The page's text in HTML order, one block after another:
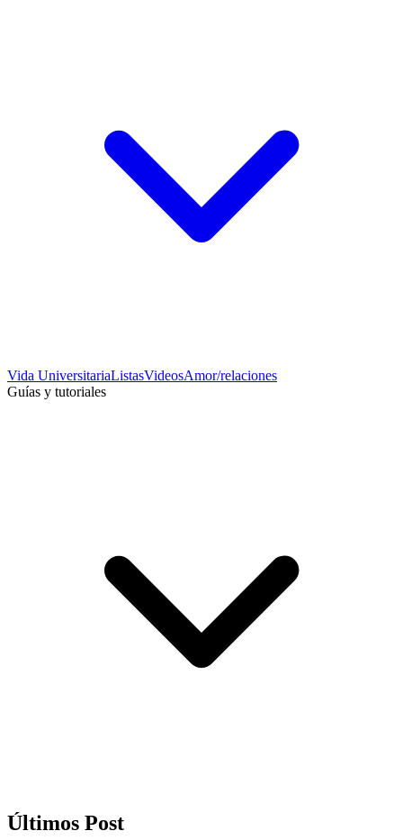
Vida UniversitariaListasVideosAmor/relaciones
Guías y tutoriales
Últimos Post